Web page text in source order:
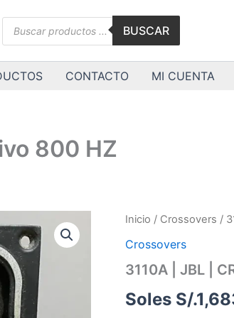
Búsqueda
BUSCAR
CONTACTO MI CUENTA
800 HZ
Inicio / Crossovers /
Crossovers
3110A | JBL |
Soles S/.
3110A
JBL
CROSSOVER
800